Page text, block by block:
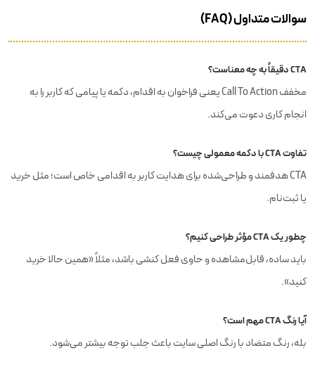
سوالات متداول (FAQ)
CTA دقیقاً به چه معناست؟
مخفف Call To Action یعنی فراخوان به اقدام، دکمه یا پیامی که کاربر را به
انجام کاری دعوت می‌کند.
تفاوت CTA با دکمه معمولی چیست؟
CTA هدفمند و طراحی‌شده برای هدایت کاربر به اقدامی خاص است؛ مثل خرید
یا ثبت‌نام.
چطور یک CTA مؤثر طراحی کنیم؟
باید ساده، قابل‌مشاهده و حاوی فعل کنشی باشد، مثلاً «همین حالا خرید
کنید».
آیا رنگ CTA مهم است؟
بله، رنگ متضاد با رنگ اصلی سایت باعث جلب توجه بیشتر می‌شود.